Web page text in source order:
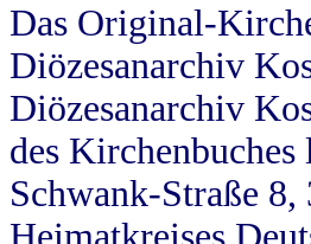
Das Original-
Diözesanarchiv
Diözesanarchiv
des
Schwank-Straße